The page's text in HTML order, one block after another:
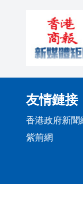
友情鏈接
香港政府新聞
紫荊網